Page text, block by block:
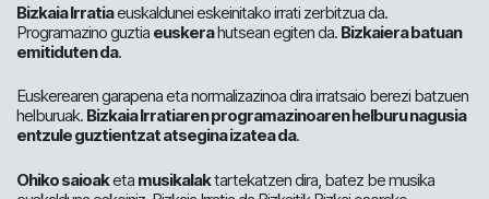
Bizkaia Irratiaeuskaldunei eskeinitako irrati zerbitzua da.
Programazino guztia euskerahutsean egiten da. Bizkaiera batuan
emitiduten da.
Euskerearen garapena eta normalizazinoa dira irratsaio berezi batzuen
helburuak. Bizkaia Irratiaren programazinoaren helburu nagusia
entzule guztientzat atsegina izatea da.
Ohiko saioaketa musikalaktartekatzen dira, batez be musika